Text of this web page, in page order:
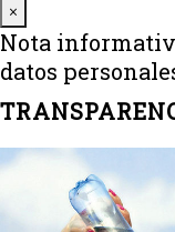
×
Nota
datos